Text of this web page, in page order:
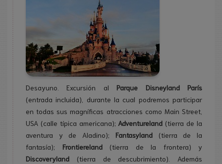
Desayuno. Excursión alParque Disneyland París
(entrada incluida), durante la cual podremos participar
en todas sus magníficas atracciones como Main Street,
USA (calle típica americana); Adventureland (tierra de la
aventura y de Aladino); Fantasyland(tierra de la
fantasía); Frontiereland(tierra de la frontera) y
Discoveryland (tierra de descubrimiento). Además